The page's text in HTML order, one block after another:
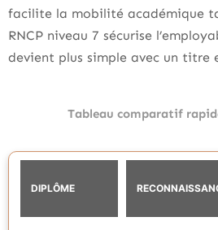
facilite la mobilité académique
RNCP niveau 7 sécurise
devient plus simple avec un titre
Tableau comparatif
DIPLÔME